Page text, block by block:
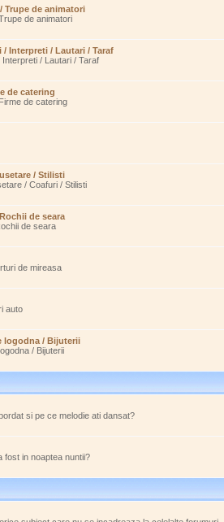
Trupe de animatori
de animatori
/ Interpreti / Lautari / Taraf
/ Lautari / Taraf
de catering
de catering
/ Stilisti
/ Coafuri / Stilisti
de seara
de seara
de mireasa
auto
logodna / Bijuterii
/ Bijuterii
si pe ce melodie ati dansat?
fost in noaptea nuntii?